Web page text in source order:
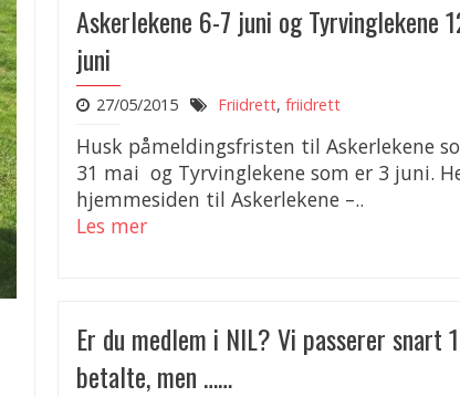
Askerlekene 6-7 juni og Tyrvinglekene
juni
27/05/2015 Friidrett, friidrett
Husk påmeldingsfristen til Askerlekene
31 mai og Tyrvinglekene som er 3 juni.
hjemmesiden til Askerlekene –..
Les mer
Er du medlem i NIL? Vi passerer snart
betalte, men ……